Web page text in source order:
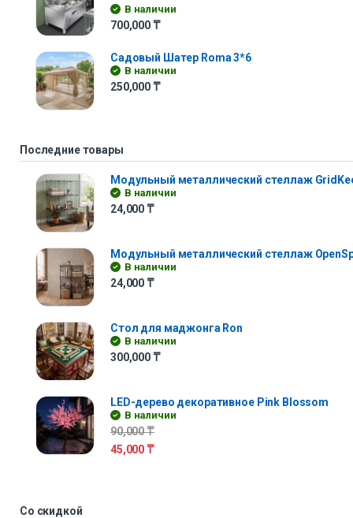
В наличии
700,000 ₸
Садовый Шатер Roma 3*6
В наличии
250,000 ₸
Последние товары
Модульный металлический стеллаж
В наличии
24,000 ₸
Модульный металлический стеллаж
В наличии
24,000 ₸
Стол для маджонга Ron
В наличии
300,000 ₸
LED-дерево декоративное Pink Blossom
В наличии
90,000₸
45,000 ₸
Со скидкой